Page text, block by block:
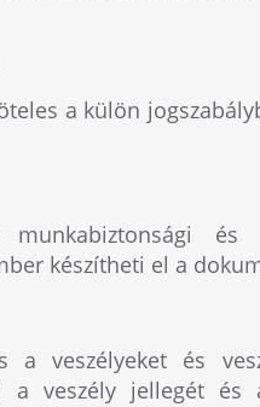
a külön
és
készítheti el a
a veszélyeket és
veszély jellegét és